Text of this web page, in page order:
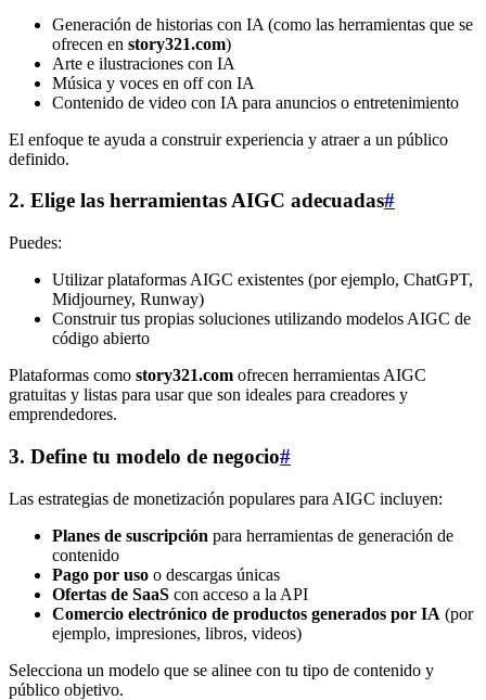
Generación de historias con IA (como las herramientas que se
ofrecen en story321.com)
Arte e ilustraciones con IA
Música y voces en off con IA
Contenido de video con IA para anuncios o entretenimiento
El enfoque te ayuda a construir experiencia y atraer a un público
definido.
2. Elige las herramientas AIGC adecuadas#
Puedes:
Utilizar plataformas AIGC existentes (por ejemplo, ChatGPT,
Midjourney, Runway)
Construir tus propias soluciones utilizando modelos AIGC de
código abierto
Plataformas como story321.com ofrecen herramientas AIGC
gratuitas y listas para usar que son ideales para creadores y
emprendedores.
3. Define tu modelo de negocio#
Las estrategias de monetización populares para AIGC incluyen:
Planes de suscripción para herramientas de generación de
contenido
Pago por uso o descargas únicas
Ofertas de SaaS con acceso a la API
Comercio electrónico de productos generados por IA (por
ejemplo, impresiones, libros, videos)
Selecciona un modelo que se alinee con tu tipo de contenido y
público objetivo.